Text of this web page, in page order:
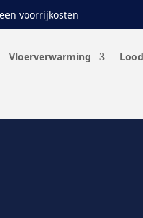
voorrijkosten
Vloerverwarming